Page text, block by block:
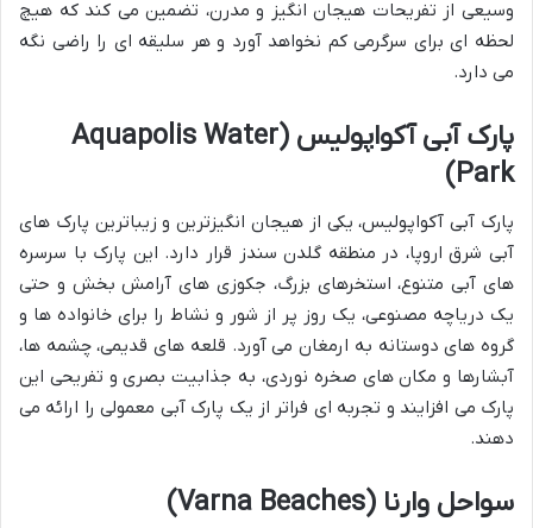
وسیعی از تفریحات هیجان انگیز و مدرن، تضمین می کند که هیچ
لحظه ای برای سرگرمی کم نخواهد آورد و هر سلیقه ای را راضی نگه
می دارد.
پارک آبی آکواپولیس (Aquapolis Water
Park)
پارک آبی آکواپولیس، یکی از هیجان انگیزترین و زیباترین پارک های
آبی شرق اروپا، در منطقه گلدن سندز قرار دارد. این پارک با سرسره
های آبی متنوع، استخرهای بزرگ، جکوزی های آرامش بخش و حتی
یک دریاچه مصنوعی، یک روز پر از شور و نشاط را برای خانواده ها و
گروه های دوستانه به ارمغان می آورد. قلعه های قدیمی، چشمه ها،
آبشارها و مکان های صخره نوردی، به جذابیت بصری و تفریحی این
پارک می افزایند و تجربه ای فراتر از یک پارک آبی معمولی را ارائه می
دهند.
سواحل وارنا (Varna Beaches)